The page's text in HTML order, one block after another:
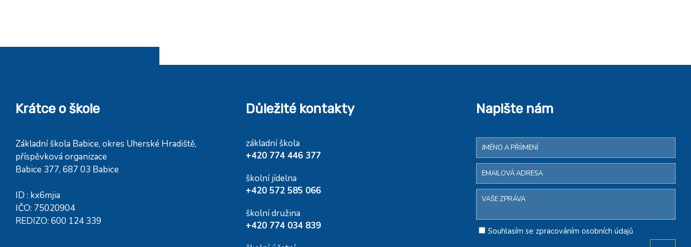
Krátce o škole
Základní škola Babice, okres Uherské Hradiště,
příspěvková organizace
Babice 377, 687 03 Babice
ID : kx6mjia
IČO: 75020904
REDIZO: 600 124 339
Důležité kontakty
základní škola
+420 774 446 377
školní jídelna
+420 572 585 066
školní družina
+420 774 034 839
Napište nám
Souhlasím se zpracováním osobních údajů